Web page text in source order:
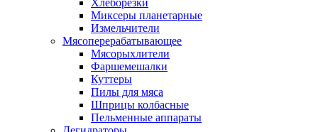
Миксеры планетарные
Измельчители
Мясоперерабатывающее
Мясорыхлители
Фаршемешалки
Куттеры
Пилы для мяса
Шприцы колбасные
Пельменные аппараты